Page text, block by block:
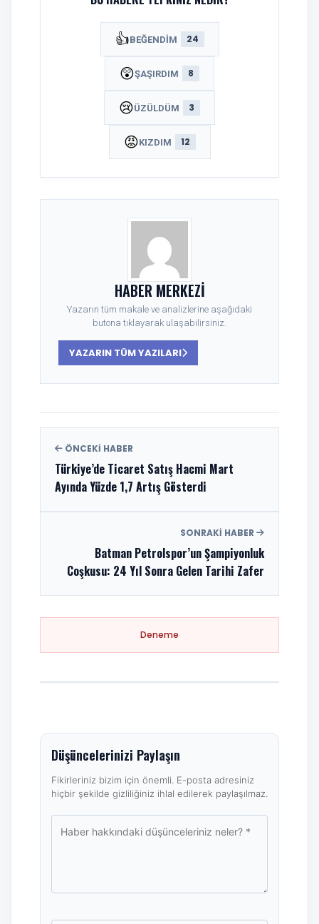
👍BEĞENDIM 24
😲ŞAŞIRDIM 8
😢ÜZÜLDÜM 3
😡KIZDIM 12
HABER MERKEZI
Yazarın tüm makale ve analizlerine aşağıdaki
butona tıklayarak ulaşabilirsiniz.
YAZARIN TÜM YAZILARI
ÖNCEKI HABER
Türkiye’de Ticaret Satış Hacmi Mart
Ayında Yüzde 1,7 Artış Gösterdi
SONRAKI HABER
Batman Petrolspor’un Şampiyonluk
Coşkusu: 24 Yıl Sonra Gelen Tarihi Zafer
Deneme
Düşüncelerinizi Paylaşın
Fikirleriniz bizim için önemli. E-posta adresiniz
hiçbir şekilde gizliliğiniz ihlal edilerek paylaşılmaz.